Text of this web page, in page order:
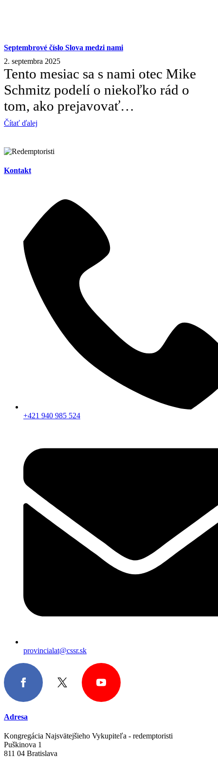
Septembrové číslo Slova medzi nami
2. septembra 2025
Tento mesiac sa s nami otec Mike
Schmitz podelí o niekoľko rád o
tom, ako prejavovať…
Čítať ďalej
Kontakt
+421 940 985 524
provincialat@cssr.sk
Adresa
Kongregácia Najsvätejšieho Vykupiteľa - redemptoristi
Puškinova 1
811 04 Bratislava